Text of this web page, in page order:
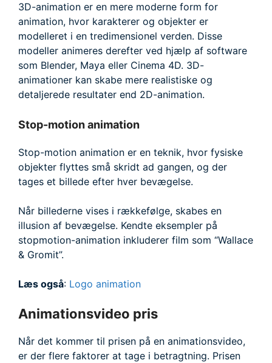
3D-animation er en mere moderne form for
animation, hvor karakterer og objekter er
modelleret i en tredimensionel verden. Disse
modeller animeres derefter ved hjælp af software
som Blender, Maya eller Cinema 4D. 3D-
animationer kan skabe mere realistiske og
detaljerede resultater end 2D-animation.
Stop-motion animation
Stop-motion animation er en teknik, hvor fysiske
objekter flyttes små skridt ad gangen, og der
tages et billede efter hver bevægelse.
Når billederne vises i rækkefølge, skabes en
illusion af bevægelse. Kendte eksempler på
stopmotion-animation inkluderer film som “Wallace
& Gromit”.
Læs også: Logo animation
Animationsvideo pris
Når det kommer til prisen på en animationsvideo,
er der flere faktorer at tage i betragtning. Prisen